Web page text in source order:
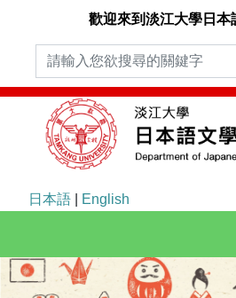
歡迎來到淡江大學日本
日本語 English